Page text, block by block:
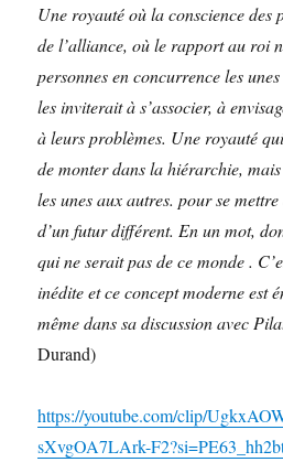
Une royauté où la conscience des
de l’alliance, où le rapport au roi
personnes en concurrence les
les inviterait à s’associer, à
à leurs problèmes. Une royauté
de monter dans la hiérarchie,
les unes aux autres. pour se
d’un futur différent. En un mot,
qui ne serait pas de ce monde .
inédite et ce concept moderne est
même dans sa discussion avec
Durand)
https://youtube.com/clip/
sXvgOA7LArk-